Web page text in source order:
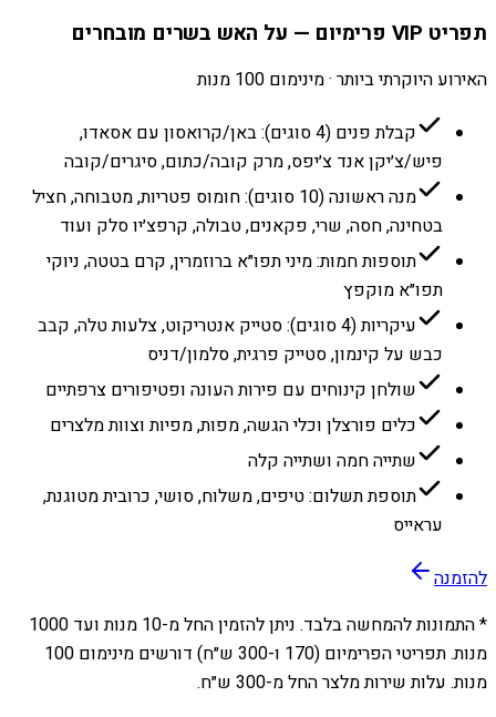
תפריט VIP פרימיום — על האש בשרים מובחרים
האירוע היוקרתי ביותר · מינימום 100 מנות
קבלת פנים (4 סוגים): באן/קרואסון עם אסאדו,
פיש/צ׳יקן אנד צ׳יפס, מרק קובה/כתום, סיגרים/קובה
מנה ראשונה (10 סוגים): חומוס פטריות, מטבוחה, חציל
בטחינה, חסה, שרי, פקאנים, טבולה, קרפצ׳יו סלק ועוד
תוספות חמות: מיני תפו״א ברוזמרין, קרם בטטה, ניוקי
תפו״א מוקפץ
עיקריות (4 סוגים): סטייק אנטריקוט, צלעות טלה, קבב
כבש על קינמון, סטייק פרגית, סלמון/דניס
שולחן קינוחים עם פירות העונה ופטיפורים צרפתיים
כלים פורצלן וכלי הגשה, מפות, מפיות וצוות מלצרים
שתייה חמה ושתייה קלה
תוספת תשלום: טיפים, משלוח, סושי, כרובית מטוגנת,
עראייס
להזמנה
* התמונות להמחשה בלבד. ניתן להזמין החל מ-10 מנות ועד 1000
מנות. תפריטי הפרימיום (170 ו-300 ש״ח) דורשים מינימום 100
מנות. עלות שירות מלצר החל מ-300 ש״ח.